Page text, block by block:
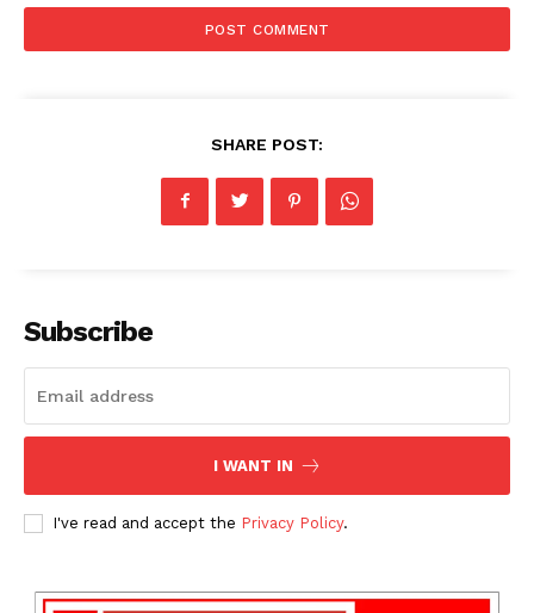
SHARE POST:
Subscribe
I WANT IN
I've read and accept the Privacy Policy.